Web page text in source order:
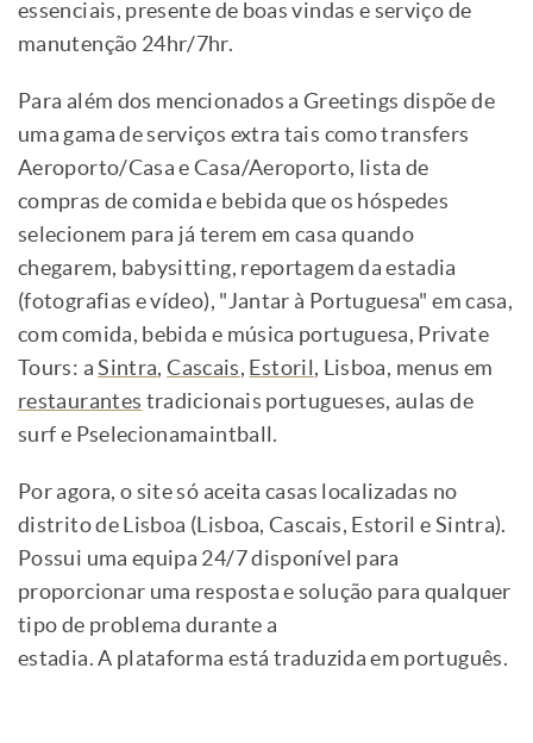
essenciais, presente de boas vindas e serviço de
manutenção 24hr/7hr.
Para além dos mencionados a Greetings dispõe de
uma gama de serviços extra tais como transfers
Aeroporto/Casa e Casa/Aeroporto, lista de
compras de comida e bebida que os hóspedes
selecionem para já terem em casa quando
chegarem, babysitting, reportagem da estadia
(fotografias e vídeo), "Jantar à Portuguesa" em casa,
com comida, bebida e música portuguesa, Private
Tours: aSintra,Cascais, Estoril, Lisboa, menus em
restaurantes tradicionais portugueses, aulas de
surf e Pselecionamaintball.
Por agora, o site só aceita casas localizadas no
distrito de Lisboa (Lisboa, Cascais, Estoril e Sintra).
Possui uma equipa 24/7 disponível para
proporcionar uma resposta e solução para qualquer
tipo de problema durante a
estadia. A plataforma está traduzida em português.